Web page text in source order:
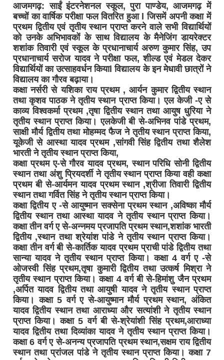
आजमगढ़: साईं इंटरनेशनल स्कूल, पुरा पाण्डेय, आजमगढ़ में
बच्चों का वार्षिक परीक्षा फल वितरित हुआ l जिसमें अपनी कक्षा में
प्रथम द्वितीय एवं तृतीय स्थान प्राप्त करने वाले सभी विद्यार्थियों
को उनके अभिभावकों के साथ विद्यालय के मैनेजिंग डायरेक्टर
शशांक तिवारी एवं स्कूल के प्रधानाचार्य अरुण कुमार सिंह, उप
प्रधानाचार्य सरोज यादव ने परीक्षा फल, शील्ड एवं मेडल देकर
विद्यार्थियों का उत्साहवर्धन कियाl विद्यालय के इन मेधावी छात्रों ने
विद्यालय का गौरव बढ़ाया।
कक्षा नर्सरी से यशिका राय प्रथम , आर्यन कुमार द्वितीय स्थान
तथा कृशव पाठक ने तृतीय स्थान प्राप्त किया। एल केजी -ए से
काव्य विश्वकर्मा प्रथम ,तृषा द्वितीय स्थान तथा आयुष धुरिया ने
तृतीय स्थान प्राप्त किया। एलकेजी बी से-अभिनव पांडे प्रथम,
साक्षी मौर्य द्वितीय तथा मोहम्मद फैज ने तृतीय स्थान प्राप्त किया,
यूकेजी से आस्था यादव प्रथम ,सांगवी सिंह द्वितीय तथा शैलेश
भारती ने तृतीय स्थान प्राप्त किया,
कक्षा प्रथम ए-से गौरव यादव प्रथम, स्थान परिधि सोनी द्वितीय
स्थान तथा अंशु प्रियदर्शी ने तृतीय स्थान प्राप्त किया वही कक्षा
प्रथम बी से-आर्यमन यादव प्रथम स्थान ,श्रीजा तिवारी द्वितीय
स्थान तथा गर्वित सिंह ने तृतीय स्थान प्राप्त किया।
कक्षा द्वितीय ए -से आयुष्मान सक्सेना प्रथम स्थान ,अविष्का मौर्य
द्वितीय स्थान तथा आस्था यादव ने तृतीय स्थान प्राप्त किया।
कक्षा तीन वर्ग ए से-अन्नमय प्रजापति प्रथम स्थान,शशांक भारती
द्वितीय ,स्थान तथा श्रेयांश पांडे ने तृतीय स्थान प्राप्त किया।
कक्षा तीन वर्ग बी से-कार्तिक यादव प्रथम प्राची पांडे द्वितीय तथा
सान्या यादव ने तृतीय स्थान प्राप्त किया। कक्षा 4 वर्ग ए -से
ओजस्वी सिंह प्रथम,तृषा कुमारी द्वितीय तथा उत्कर्ष मिश्रा ने
तृतीय स्थान प्राप्त किया। कक्षा 4 वर्ग बी से-हिमांशु जैन प्रथम
,अर्पित यादव द्वितीय तथा आयुषी यादव ने तृतीय स्थान प्राप्त
किया। कक्षा 5 वर्ग ए से-आयुष्मान मौर्य प्रथम स्थान, अंकित
यादव द्वितीय स्थान तथा आराध्या और सत्यांशी ने तृतीय स्थान
प्राप्त किया। कक्षा 5 वर्ग बी से-श्रेयांशी सिंह प्रथम,आराध्या
यादव द्वितीय तथा दिव्यांका यादव ने तृतीय स्थान प्राप्त किया।
कक्षा 6 वर्ग ए से-अनन्य प्रजापति प्रथम स्थान,सक्षम राय द्वितीय
स्थान तथा प्रांजल पांडे ने तृतीय स्थान प्राप्त किया। कक्षा 7